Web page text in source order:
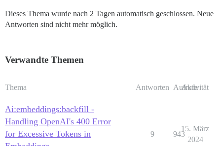
Dieses Thema wurde nach 2 Tagen automatisch geschlossen. Neue
Antworten sind nicht mehr möglich.
Verwandte Themen
Thema Antworten Aufrufe
Aktivität
Ai:embeddings:backfill -
Handling OpenAI's 400 Error
for Excessive Tokens in
9 943
15. März
2024